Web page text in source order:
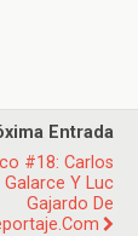
Entrada
#18: Carlos
Y Luc
Gajardo De